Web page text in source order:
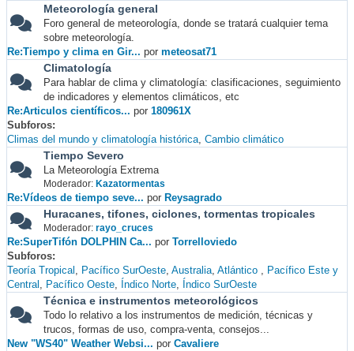
Meteorología general
Foro general de meteorología, donde se tratará cualquier tema
sobre meteorología.
Re:Tiempo y clima en Gir... por meteosat71
Climatología
Para hablar de clima y climatología: clasificaciones, seguimiento
de indicadores y elementos climáticos, etc
Re:Articulos científicos... por 180961X
Subforos
Climas del mundo y climatología histórica Cambio climático
Tiempo Severo
La Meteorología Extrema
Moderador: Kazatormentas
Re:Vídeos de tiempo seve... por Reysagrado
Huracanes, tifones, ciclones, tormentas tropicales
Moderador: rayo_cruces
Re:SuperTifón DOLPHIN Ca... por Torrelloviedo
Subforos
Teoría Tropical
Pacífico SurOeste Australia Atlántico
Pacífico Este y
Central
Pacífico Oeste Índico Norte Índico SurOeste
Técnica e instrumentos meteorológicos
Todo lo relativo a los instrumentos de medición, técnicas y
trucos, formas de uso, compra-venta, consejos...
New "WS40" Weather Websi... por Cavaliere